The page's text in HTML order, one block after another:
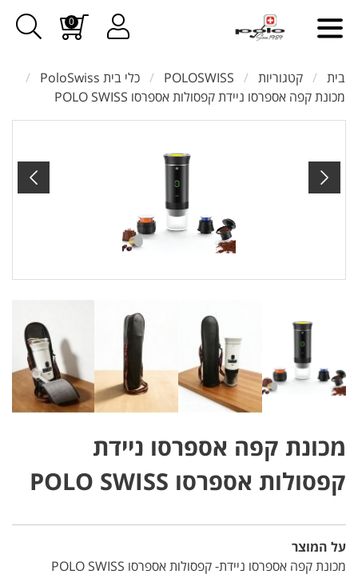
0
בית קטגוריות POLOSWISS
כלי בית PoloSwiss
מכונת קפה אספרסו ניידת קפסולות אספרסו POLO SWISS
מכונת קפה אספרסו ניידת
קפסולות אספרסו POLO SWISS
על המוצר
מכונת קפה אספרסו ניידת- קפסולות אספרסו POLO SWISS